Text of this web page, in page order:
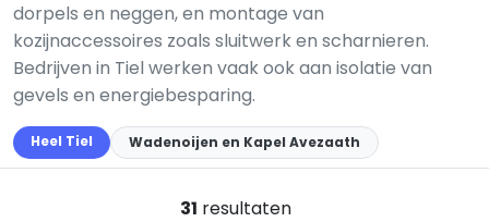
dorpels en neggen, en montage van
kozijnaccessoires zoals sluitwerk en scharnieren.
Bedrijven in Tiel werken vaak ook aan isolatie van
gevels en energiebesparing.
Heel Tiel Wadenoijen en Kapel Avezaath
31 resultaten